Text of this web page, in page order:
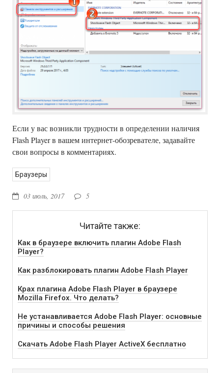
Если у вас возникли трудности в определении наличия
Flash Player в вашем интернет-обозревателе, задавайте
свои вопросы в комментариях.
Браузеры
03 июль, 2017 5
Читайте также:
Как в браузере включить плагин Adobe Flash
Player?
Как разблокировать плагин Adobe Flash Player
Крах плагина Adobe Flash Player в браузере
Mozilla Firefox. Что делать?
Не устанавливается Adobe Flash Player: основные
причины и способы решения
Скачать Adobe Flash Player ActiveX бесплатно